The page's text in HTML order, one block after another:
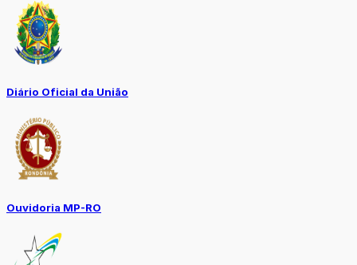
Diário Oficial da União
Ouvidoria MP-RO